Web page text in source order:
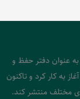
موسسه پژوهشی فرهنگی مصابیح الهدی از سال 1388 به عنوان دفتر حفظ و
به کار کرد و تاکنون
مختلف منتشر کند.